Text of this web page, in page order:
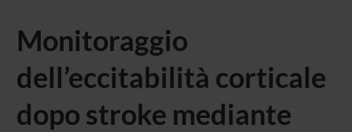
Monitoraggio
dell’eccitabilità corticale
dopo stroke mediante